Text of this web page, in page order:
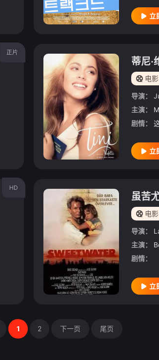
立
正片
Gilbrando / Acevedo / 赵茜 /
蒂尼·
电影
导演：
主演：
剧情：
立
HD
虽苦
电影
导演：
主演：
剧情：
立
1 2 下一页 尾页